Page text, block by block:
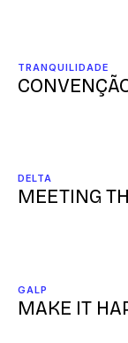
TRANQUILIDADE
DELTA
MEETING
GALP
MAKE IT